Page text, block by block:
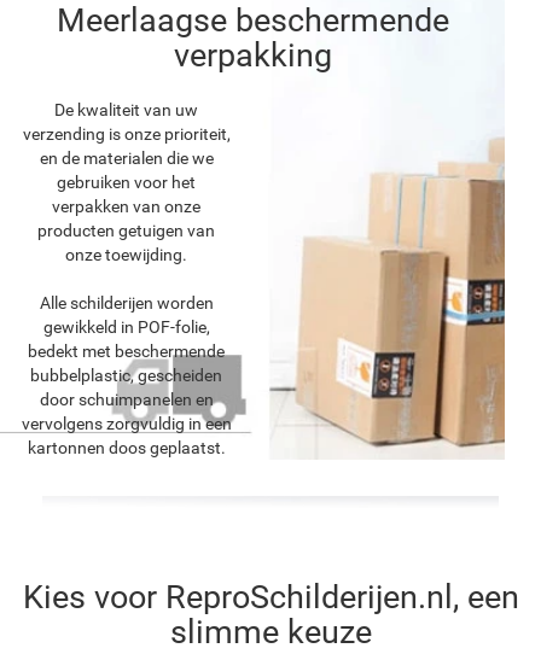
Meerlaagse beschermende
verpakking
De kwaliteit van uw
verzending is onze prioriteit,
en de materialen die we
gebruiken voor het
verpakken van onze
producten getuigen van
onze toewijding.
Alle schilderijen worden
gewikkeld in POF-folie,
bedekt met beschermende
bubbelplastic, gescheiden
door schuimpanelen en
vervolgens zorgvuldig in een
kartonnen doos geplaatst.
Kies voor ReproSchilderijen.nl, een
slimme keuze